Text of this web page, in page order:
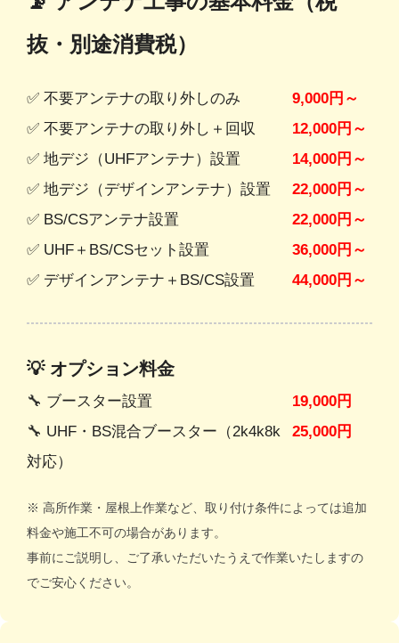
抜・別途消費税）
✅ 不要アンテナの取り外しのみ
9,000円～
✅ 不要アンテナの取り外し＋回収
12,000円～
✅ 地デジ（UHFアンテナ）設置
14,000円～
✅ 地デジ（デザインアンテナ）設置
22,000円～
✅ BS/CSアンテナ設置
22,000円～
✅ UHF＋BS/CSセット設置
36,000円～
✅ デザインアンテナ＋BS/CS設置
44,000円～
💡 オプション料金
🔧 ブースター設置
19,000円
🔧 UHF・BS混合ブースター（2k4k8k
対応）
25,000円
※ 高所作業・屋根上作業など、取り付け条件によっては追加
料金や施工不可の場合があります。
事前にご説明し、ご了承いただいたうえで作業いたしますの
でご安心ください。